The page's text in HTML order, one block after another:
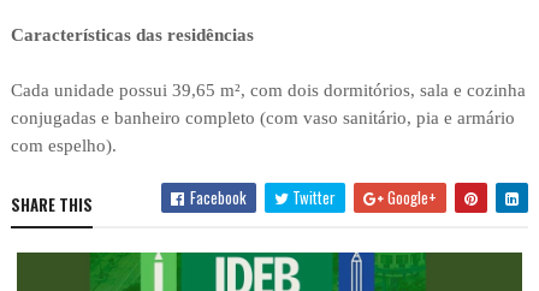
Características das residências
Cada unidade possui 39,65 m², com dois dormitórios, sala e cozinha
conjugadas e banheiro completo (com vaso sanitário, pia e armário
com espelho).
SHARE THIS Facebook Twitter Google+